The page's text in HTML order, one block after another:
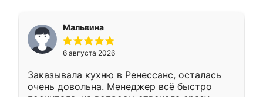
Мальвина
6 августа 2026
Заказывала кухню в Ренессанс, осталась
очень довольна. Менеджер всё быстро